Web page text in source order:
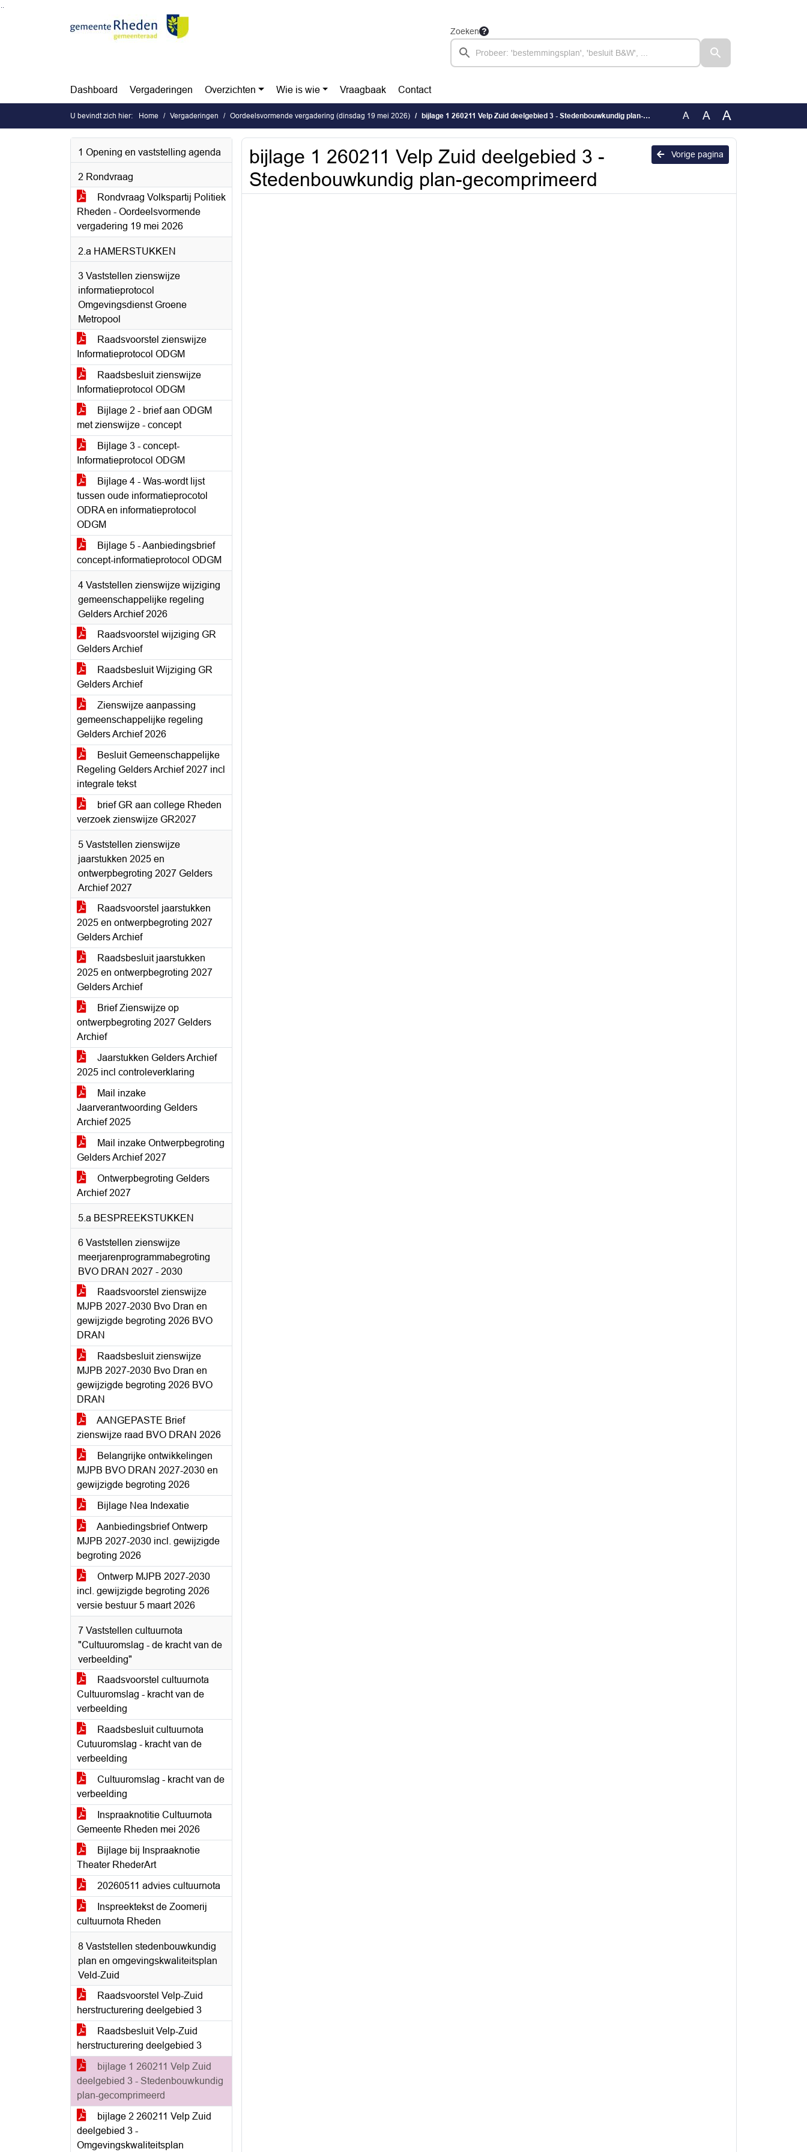
Zoeken
Dashboard Vergaderingen Overzichten Wie is wie Vraagbaak Contact
U bevindt zich hier: Home Vergaderingen Oordeelsvormende vergadering (dinsdag 19 mei 2026) bijlage 1 260211 Velp Zuid deelgebied 3 - Stedenbouwkundig plan-gecomprimeerd A A A
1 Opening en vaststelling agenda
2 Rondvraag
Rondvraag Volkspartij Politiek
Rheden - Oordeelsvormende
vergadering 19 mei 2026
2.a HAMERSTUKKEN
3 Vaststellen zienswijze
informatieprotocol
Omgevingsdienst Groene
Metropool
Raadsvoorstel zienswijze
Informatieprotocol ODGM
Raadsbesluit zienswijze
Informatieprotocol ODGM
Bijlage 2 - brief aan ODGM
met zienswijze - concept
Bijlage 3 - concept-
Informatieprotocol ODGM
Bijlage 4 - Was-wordt lijst
tussen oude informatieprocotol
ODRA en informatieprotocol
ODGM
Bijlage 5 - Aanbiedingsbrief
concept-informatieprotocol ODGM
4 Vaststellen zienswijze wijziging
gemeenschappelijke regeling
Gelders Archief 2026
Raadsvoorstel wijziging GR
Gelders Archief
Raadsbesluit Wijziging GR
Gelders Archief
Zienswijze aanpassing
gemeenschappelijke regeling
Gelders Archief 2026
Besluit Gemeenschappelijke
Regeling Gelders Archief 2027 incl
integrale tekst
brief GR aan college Rheden
verzoek zienswijze GR2027
5 Vaststellen zienswijze
jaarstukken 2025 en
ontwerpbegroting 2027 Gelders
Archief 2027
Raadsvoorstel jaarstukken
2025 en ontwerpbegroting 2027
Gelders Archief
Raadsbesluit jaarstukken
2025 en ontwerpbegroting 2027
Gelders Archief
Brief Zienswijze op
ontwerpbegroting 2027 Gelders
Archief
Jaarstukken Gelders Archief
2025 incl controleverklaring
Mail inzake
Jaarverantwoording Gelders
Archief 2025
Mail inzake Ontwerpbegroting
Gelders Archief 2027
Ontwerpbegroting Gelders
Archief 2027
5.a BESPREEKSTUKKEN
6 Vaststellen zienswijze
meerjarenprogrammabegroting
BVO DRAN 2027 - 2030
Raadsvoorstel zienswijze
MJPB 2027-2030 Bvo Dran en
gewijzigde begroting 2026 BVO
DRAN
Raadsbesluit zienswijze
MJPB 2027-2030 Bvo Dran en
gewijzigde begroting 2026 BVO
DRAN
AANGEPASTE Brief
zienswijze raad BVO DRAN 2026
Belangrijke ontwikkelingen
MJPB BVO DRAN 2027-2030 en
gewijzigde begroting 2026
Bijlage Nea Indexatie
Aanbiedingsbrief Ontwerp
MJPB 2027-2030 incl. gewijzigde
begroting 2026
Ontwerp MJPB 2027-2030
incl. gewijzigde begroting 2026
versie bestuur 5 maart 2026
7 Vaststellen cultuurnota
"Cultuuromslag - de kracht van de
verbeelding"
Raadsvoorstel cultuurnota
Cultuuromslag - kracht van de
verbeelding
Raadsbesluit cultuurnota
Cutuuromslag - kracht van de
verbeelding
Cultuuromslag - kracht van de
verbeelding
Inspraaknotitie Cultuurnota
Gemeente Rheden mei 2026
Bijlage bij Inspraaknotie
Theater RhederArt
20260511 advies cultuurnota
Inspreektekst de Zoomerij
cultuurnota Rheden
8 Vaststellen stedenbouwkundig
plan en omgevingskwaliteitsplan
Veld-Zuid
Raadsvoorstel Velp-Zuid
herstructurering deelgebied 3
Raadsbesluit Velp-Zuid
herstructurering deelgebied 3
bijlage 1 260211 Velp Zuid
deelgebied 3 - Stedenbouwkundig
plan-gecomprimeerd
bijlage 2 260211 Velp Zuid
deelgebied 3 -
Omgevingskwaliteitsplan
Vorige pagina
bijlage 1 260211 Velp Zuid deelgebied 3 -
Stedenbouwkundig plan-gecomprimeerd